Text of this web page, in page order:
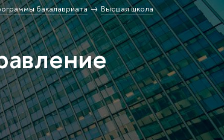
бакалавриата
Высшая школа